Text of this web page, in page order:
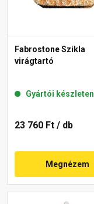
Fabrostone Szikla
virágtartó
Gyártói készleten
23 760 Ft / db
Megnézem